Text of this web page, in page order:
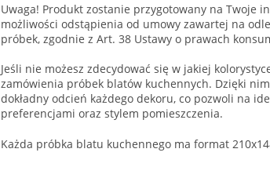
Uwaga! Produkt zostanie przygotowany na Twoje
możliwości odstąpienia od umowy zawartej na
próbek, zgodnie z Art. 38 Ustawy o prawach
Jeśli nie możesz zdecydować się w jakiej
zamówienia próbek blatów kuchennych. Dzięki
dokładny odcień każdego dekoru, co pozwoli na
preferencjami oraz stylem pomieszczenia.
Każda próbka blatu kuchennego ma format